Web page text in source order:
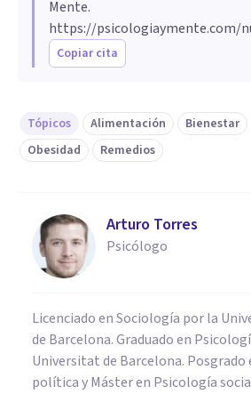
Mente.
https://psicologiaymente.com/
Copiar cita
Tópicos Alimentación Bienestar
Obesidad
Remedios
Arturo Torres
Psicólogo
Licenciado en Sociología por la
de Barcelona. Graduado en
Universitat de Barcelona. Posgrado
política y Máster en Psicología